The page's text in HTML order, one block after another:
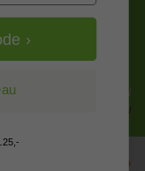
in EURO en excl. 21% BTW
wijzig naar incl. BTW
›